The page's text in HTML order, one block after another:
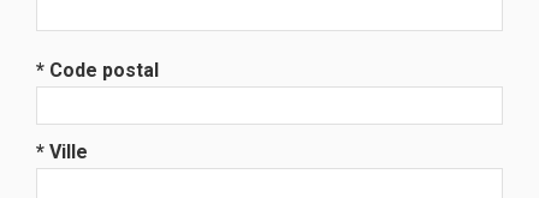
* Code postal
* Ville